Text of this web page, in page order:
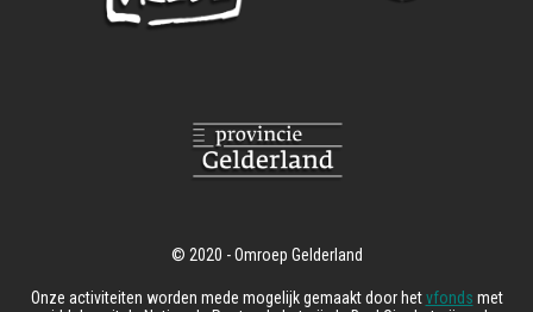
Onze activiteiten worden mede mogelijk gemaakt door hetvfonds met